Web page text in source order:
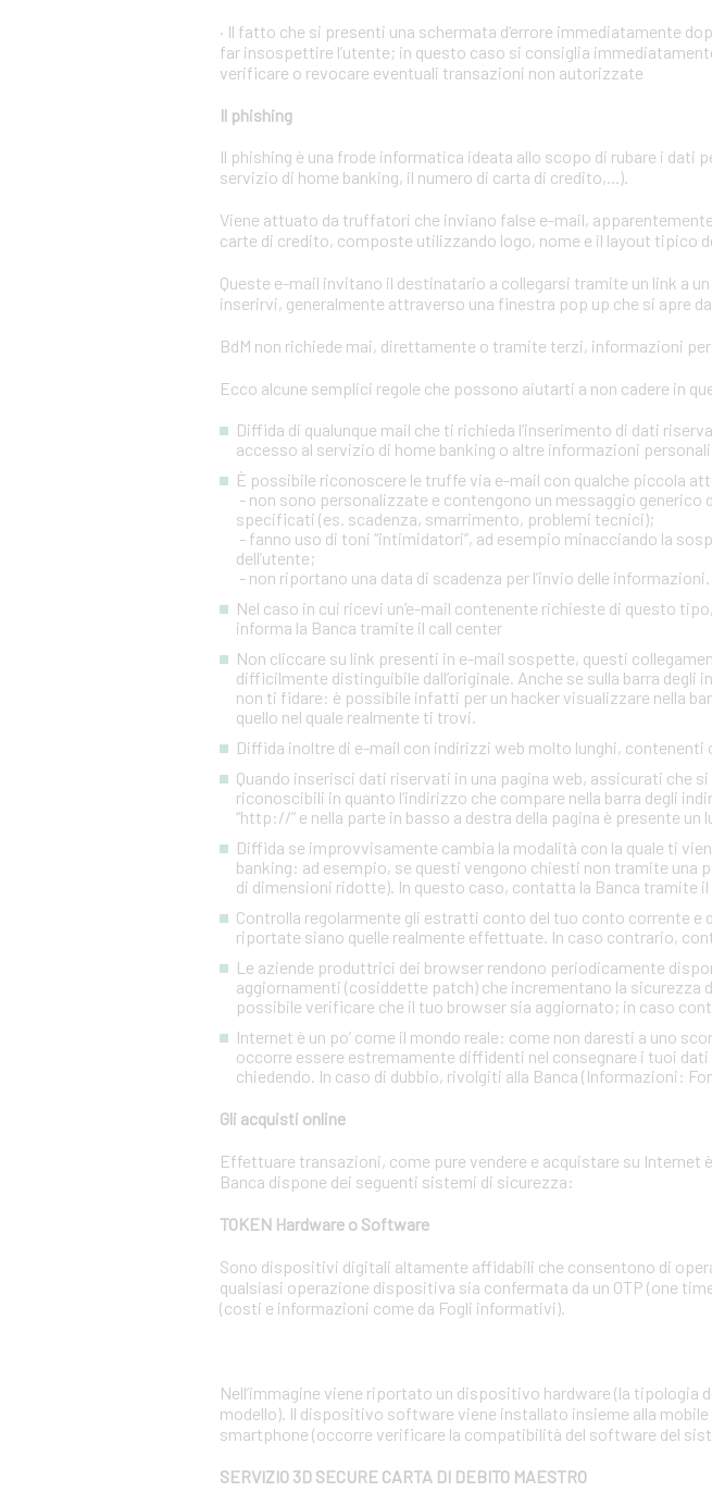
· Il fatto che si presenti una schermata d’errore immediatamente
far insospettire l’utente; in questo caso si consiglia
verificare o revocare eventuali transazioni non autorizzate
Il phishing
Il phishing è una frode informatica ideata allo scopo di rubare i dati
servizio di home banking, il numero di carta di credito,...).
Viene attuato da truffatori che inviano false e-mail,
carte di credito, composte utilizzando logo, nome e il layout tipico
Queste e-mail invitano il destinatario a collegarsi tramite un link a
inserirvi, generalmente attraverso una finestra pop up che si apre
BdM non richiede mai, direttamente o tramite terzi, informazioni
Ecco alcune semplici regole che possono aiutarti a non cadere in
Diffida di qualunque mail che ti richieda l’inserimento di dati
accesso al servizio di home banking o altre informazioni
È possibile riconoscere le truffe via e-mail con qualche piccola
- non sono personalizzate e contengono un messaggio
specificati (es. scadenza, smarrimento, problemi tecnici);
- fanno uso di toni “intimidatori”, ad esempio minacciando la
dell’utente;
- non riportano una data di scadenza per l’invio delle informazioni.
Nel caso in cui ricevi un’e-mail contenente richieste di questo
informa la Banca tramite il call center
Non cliccare su link presenti in e-mail sospette, questi
difficilmente distinguibile dall’originale. Anche se sulla barra
non ti fidare: è possibile infatti per un hacker visualizzare nella
quello nel quale realmente ti trovi.
Diffida inoltre di e-mail con indirizzi web molto lunghi, contenenti
Quando inserisci dati riservati in una pagina web, assicurati che
riconoscibili in quanto l’indirizzo che compare nella barra degli
“http://” e nella parte in basso a destra della pagina è presente un
Diffida se improvvisamente cambia la modalità con la quale ti
banking: ad esempio, se questi vengono chiesti non tramite
di dimensioni ridotte). In questo caso, contatta la Banca tramite il
Controlla regolarmente gli estratti conto del tuo conto corrente e
riportate siano quelle realmente effettuate. In caso contrario,
Le aziende produttrici dei browser rendono periodicamente
aggiornamenti (cosiddette patch) che incrementano la sicurezza
possibile verificare che il tuo browser sia aggiornato; in caso
Internet è un po’ come il mondo reale: come non daresti a uno
occorre essere estremamente diffidenti nel consegnare i tuoi
chiedendo. In caso di dubbio, rivolgiti alla Banca (Informazioni:
Gli acquisti online
Effettuare transazioni, come pure vendere e acquistare su
Banca dispone dei seguenti sistemi di sicurezza:
TOKEN Hardware o Software
Sono dispositivi digitali altamente affidabili che consentono di
qualsiasi operazione dispositiva sia confermata da un OTP (one
(costi e informazioni come da Fogli informativi).
Nell’immagine viene riportato un dispositivo hardware (la tipologia
modello). Il dispositivo software viene installato insieme alla
smartphone (occorre verificare la compatibilità del software del
SERVIZIO 3D SECURE CARTA DI DEBITO MAESTRO